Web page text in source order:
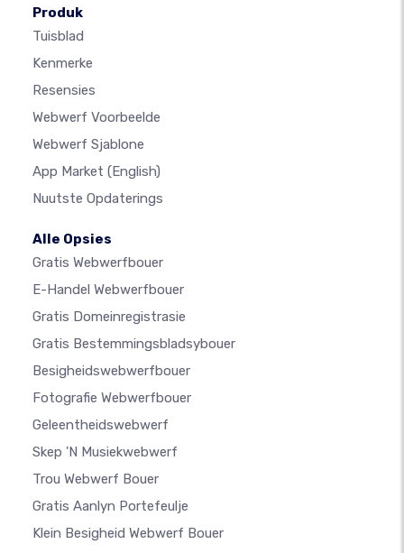
Produk
Tuisblad
Kenmerke
Resensies
Webwerf Voorbeelde
Webwerf Sjablone
App Market (English)
Nuutste Opdaterings
Alle Opsies
Gratis Webwerfbouer
E-Handel Webwerfbouer
Gratis Domeinregistrasie
Gratis Bestemmingsbladsybouer
Besigheidswebwerfbouer
Fotografie Webwerfbouer
Geleentheidswebwerf
Skep 'n Musiekwebwerf
Trou Webwerf Bouer
Gratis Aanlyn Portefeulje
Klein Besigheid Webwerf Bouer